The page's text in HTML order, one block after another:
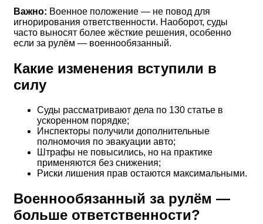
Важно: Военное положение — не повод для
игнорирования ответственности. Наоборот, суды
часто выносят более жёсткие решения, особенно
если за рулём — военнообязанный.
Какие изменения вступили в
силу
Суды рассматривают дела по 130 статье в
ускоренном порядке;
Инспекторы получили дополнительные
полномочия по эвакуации авто;
Штрафы не повысились, но на практике
применяются без снижения;
Риски лишения прав остаются максимальными.
Военнообязанный за рулём —
больше ответственности?